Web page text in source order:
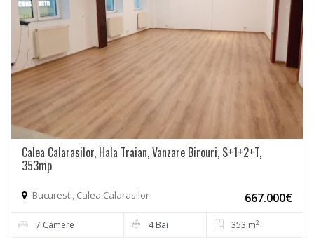
Calea Calarasilor, Hala Traian, Vanzare Birouri, S+1+2+T,
353mp
Bucuresti, Calea Calarasilor 667.000€
7 Camere 4 Bai 353 m2